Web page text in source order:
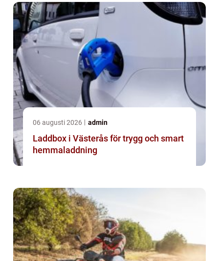
06 augusti 2026 admin
Laddbox i Västerås för trygg och smart
hemmaladdning